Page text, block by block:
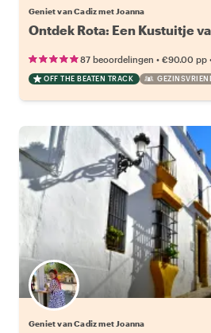
Geniet van Cadiz met Joanna
Ontdek Rota: Een Kustuitje
87 beoordelingen • €90.00 pp
OFF THE BEATEN TRACK
Geniet van Cadiz met Joanna